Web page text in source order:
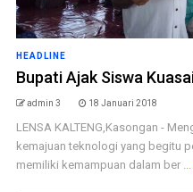
HEADLINE
Bupati Ajak Siswa
admin 3 18 Januari 2018
LENSA KALTENG,Kasongan -
kemajuan teknologi yang begitu
memiliki kemampuan dalam ber ...